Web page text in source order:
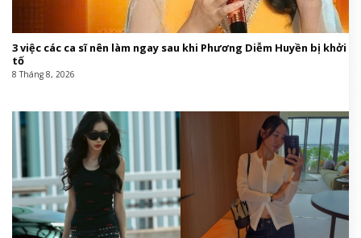
3 việc các ca sĩ nên làm ngay sau khi Phương Diễm Huyền bị khởi
tố
8 Tháng 8, 2026